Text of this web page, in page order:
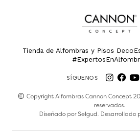
Tienda de Alfombras y Pisos
SÍGUENOS
Copyright Alfombras Cannon Concept
reservados.
Diseñado porSelgud. Desarrollado